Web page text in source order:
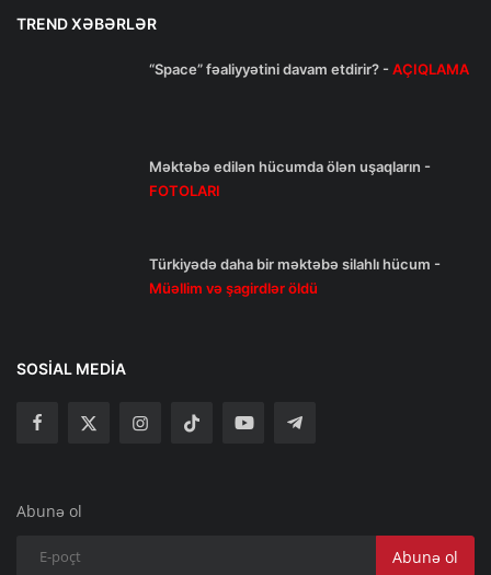
TREND XƏBƏRLƏR
“Space” fəaliyyətini davam etdirir? -AÇIQLAMA
Məktəbə edilən hücumda ölən uşaqların -
FOTOLARI
Türkiyədə daha bir məktəbə silahlı hücum -
Müəllim və şagirdlər öldü
SOSIAL MEDIA
Abunə ol
Abunə ol